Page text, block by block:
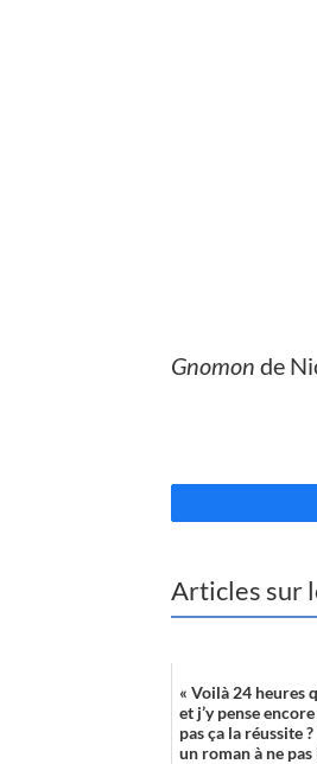
Gnomon de
Articles sur
« Voilà 24 heures
et j’y pense
pas ça la réussite
un roman à ne